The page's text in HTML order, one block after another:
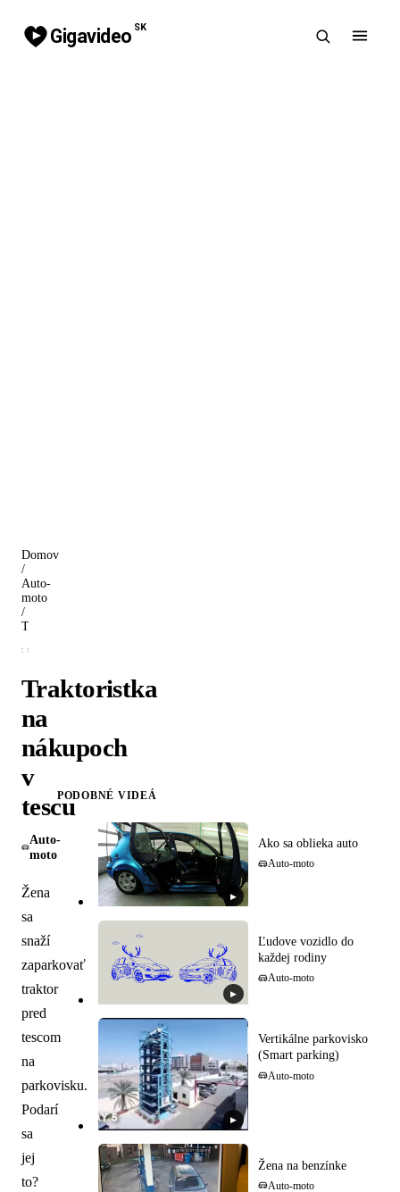
Gigavideo SK
Domov
/
Auto-
moto
/
Traktoristka
na
nákupoch
v
tescu
Auto-
moto
Žena
sa
snaží
zaparkovať
traktor
pred
tescom
na
parkovisku.
Podarí
sa
jej
to?
PODOBNÉ VIDEÁ
▶
Ako sa oblieka auto
Auto-moto
▶
Ľudove vozidlo do
každej rodiny
Auto-moto
▶
Vertikálne parkovisko
(Smart parking)
Auto-moto
Žena na benzínke
Auto-moto